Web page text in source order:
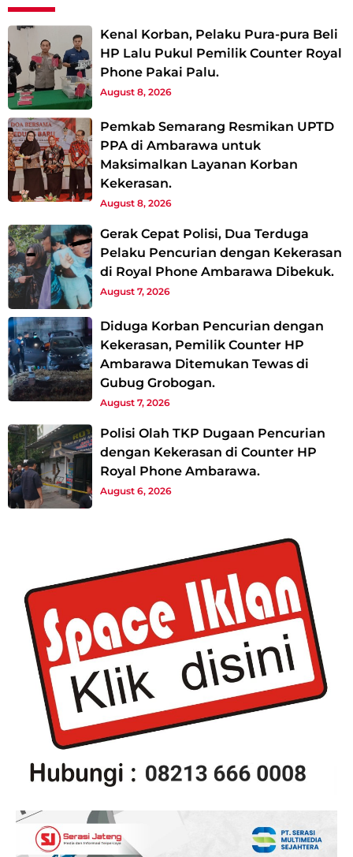
Kenal Korban, Pelaku Pura-pura Beli
HP Lalu Pukul Pemilik Counter Royal
Phone Pakai Palu.
August 8, 2026
Pemkab Semarang Resmikan UPTD
PPA di Ambarawa untuk
Maksimalkan Layanan Korban
Kekerasan.
August 8, 2026
Gerak Cepat Polisi, Dua Terduga
Pelaku Pencurian dengan Kekerasan
di Royal Phone Ambarawa Dibekuk.
August 7, 2026
Diduga Korban Pencurian dengan
Kekerasan, Pemilik Counter HP
Ambarawa Ditemukan Tewas di
Gubug Grobogan.
August 7, 2026
Polisi Olah TKP Dugaan Pencurian
dengan Kekerasan di Counter HP
Royal Phone Ambarawa.
August 6, 2026